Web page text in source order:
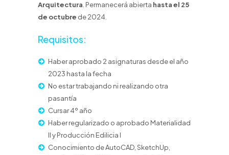
Arquitectura . Permanecerá abierta hasta el 25
de octubre de 2024.
Requisitos:
Haber aprobado 2 asignaturas desde el año
2023 hasta la fecha
No estar trabajando ni realizando otra
pasantía
Cursar 4º año
Haber regularizado o aprobado Materialidad
II y Producción Edilicia I
Conocimiento de AutoCAD, SketchUp,